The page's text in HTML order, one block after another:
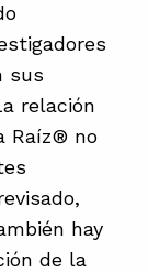
sus
relación
Raíz® no
hay
de la